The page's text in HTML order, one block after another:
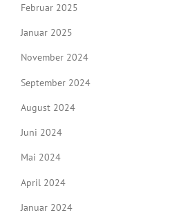
Februar 2025
Januar 2025
November 2024
September 2024
August 2024
Juni 2024
Mai 2024
April 2024
Januar 2024